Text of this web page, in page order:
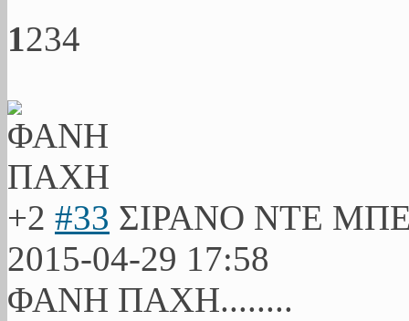
1234
+2 #33 ΣΙΡΑΝΟ ΝΤΕ
2015-04-29 17:58
ΦΑΝΗ ΠΑΧΗ........